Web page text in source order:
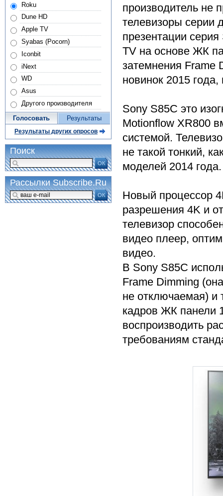
производитель не
телевизоры серии
презентации
TV на основе ЖК
затемнения Frame
новинок 2015
Sony S85C это
Motionflow XR800
системой.
не такой тонкий,
моделей 2014 года.
Новый процессор
разрешения 4K и
телевизор
видео плеер,
видео.
В Sony S85C
Frame Dimming
не отключаемая) и
кадров ЖК панели
воспроизводить
требованиям
Roku
Dune HD
Apple TV
Syabas (Pocorn)
Iconbit
iNext
WD
Asus
Другого производителя
Голосовать Результаты
Результаты других опросов
Поиск
ОК
Рассылки Subscribe.Ru
ОК